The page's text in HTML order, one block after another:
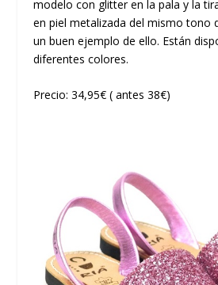
modelo con glitter en la pala y la
en piel metalizada del mismo tono
un buen ejemplo de ello. Están
diferentes colores.
Precio: 34,95€ ( antes 38€)